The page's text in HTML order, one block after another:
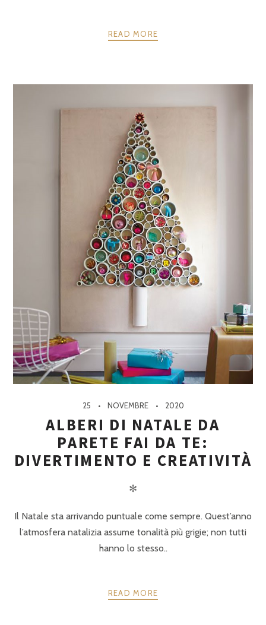
READ MORE
25 NOVEMBRE 2020
ALBERI DI NATALE DA
PARETE FAI DA TE:
DIVERTIMENTO E CREATIVITÀ
✻
Il Natale sta arrivando puntuale come sempre. Quest’anno
l’atmosfera natalizia assume tonalità più grigie; non tutti
hanno lo stesso..
READ MORE